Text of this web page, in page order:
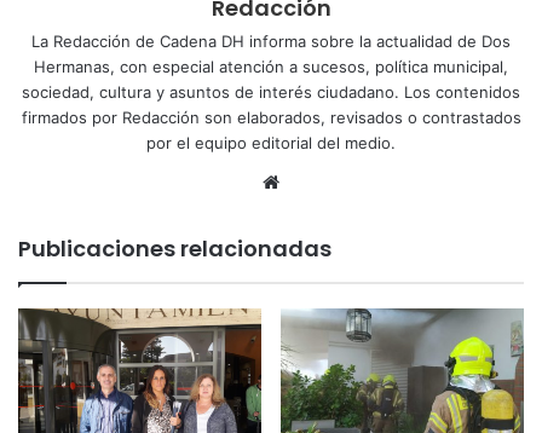
Redacción
La Redacción de Cadena DH informa sobre la actualidad de Dos
Hermanas, con especial atención a sucesos, política municipal,
sociedad, cultura y asuntos de interés ciudadano. Los contenidos
firmados por Redacción son elaborados, revisados o contrastados
por el equipo editorial del medio.
Sitio
Publicaciones relacionadas